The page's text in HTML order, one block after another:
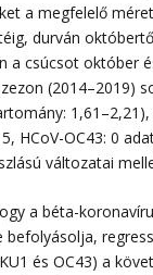
a megfelelő
durván
a csúcsot
(2014–2019)
HCoV-OC43: 0
változatai
a béta-
és OC43) a